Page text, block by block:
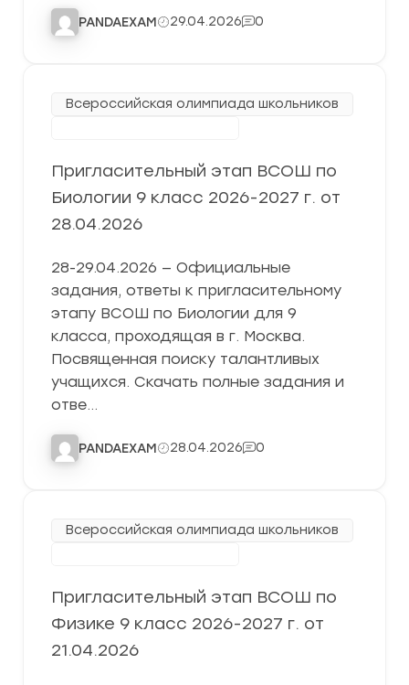
PANDAEXAM 29.04.2026 0
Всероссийская олимпиада школьников
Пригласительный этап ВСОШ по
Биологии 9 класс 2026-2027 г. от
28.04.2026
28-29.04.2026 — Официальные
задания, ответы к пригласительному
этапу ВСОШ по Биологии для 9
класса, проходящая в г. Москва.
Посвященная поиску талантливых
учащихся. Скачать полные задания и
отве…
PANDAEXAM 28.04.2026 0
Всероссийская олимпиада школьников
Пригласительный этап ВСОШ по
Физике 9 класс 2026-2027 г. от
21.04.2026